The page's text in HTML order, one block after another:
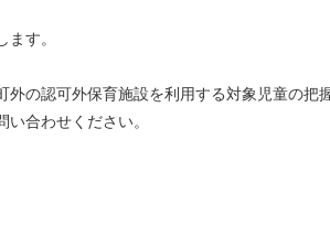
す。
の認可外保育施設を利用する対象児童の把
合わせください。